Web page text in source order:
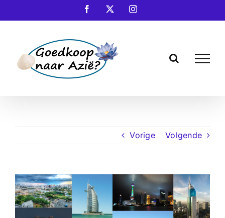
naar
Facebook Instagram
Vorige Volgende
Bekijk
grotere
afbeelding